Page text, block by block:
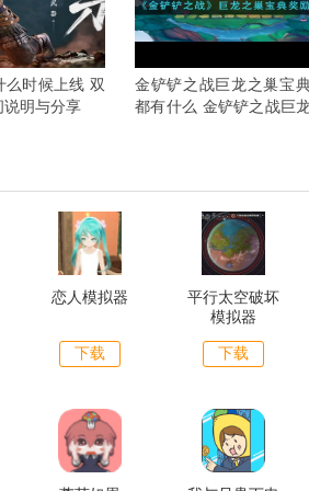
么时候上线 双
说明与分享
金铲铲之战巨龙之巢宝
都有什么 金铲铲之战巨
恋人模拟器
下载
平行太空破坏
模拟器
下载